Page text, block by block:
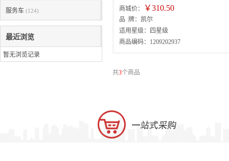
商城价：
￥310.50
品 牌：凯尔
适用星级：四星级
商品编码：1209202937
共3个商品
服务车 (124)
最近浏览
暂无浏览记录